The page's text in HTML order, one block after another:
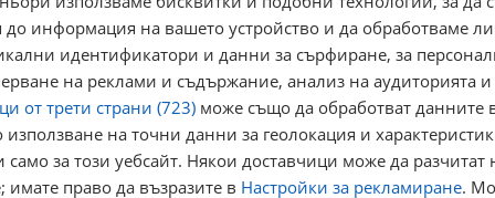
0
да отида на българското Черноморие
8 Коментари: 7
аз нямам какво да губя
до информация на вашето устройство и да обработваме
идентификатори и данни за сърфиране, за
на реклами и съдържание, анализ на аудиторията
от трети страни (723) може също да обработват данните
на точни данни за геолокация и
за този уебсайт. Някои доставчици може да разчитат
имате право да възразите в Настройки за рекламиране.